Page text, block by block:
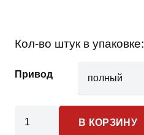
Кол-во штук в упаковке:
Привод
товара
В КОРЗИНУ